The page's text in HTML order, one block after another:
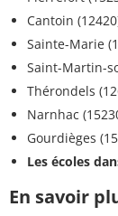
Cantoin
Sainte-Marie
Saint-Martin-
Thérondels
Narnhac
Gourdièges
Les écoles
En savoir